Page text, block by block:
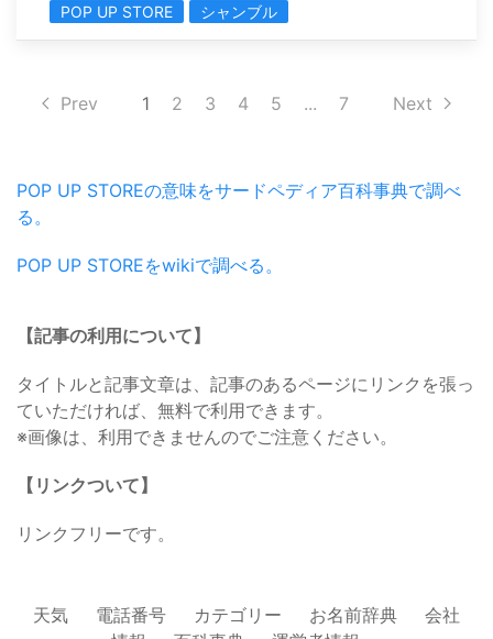
POP UP STORE
シャンブル
Prev 1 2 3 4 5 ... 7 Next
POP UP STOREの意味をサードペディア百科事典で調べ
る。
POP UP STOREをwikiで調べる。
【記事の利用について】
タイトルと記事文章は、記事のあるページにリンクを張っ
ていただければ、無料で利用できます。
※画像は、利用できませんのでご注意ください。
【リンクついて】
リンクフリーです。
天気 電話番号 カテゴリー お名前辞典
会社